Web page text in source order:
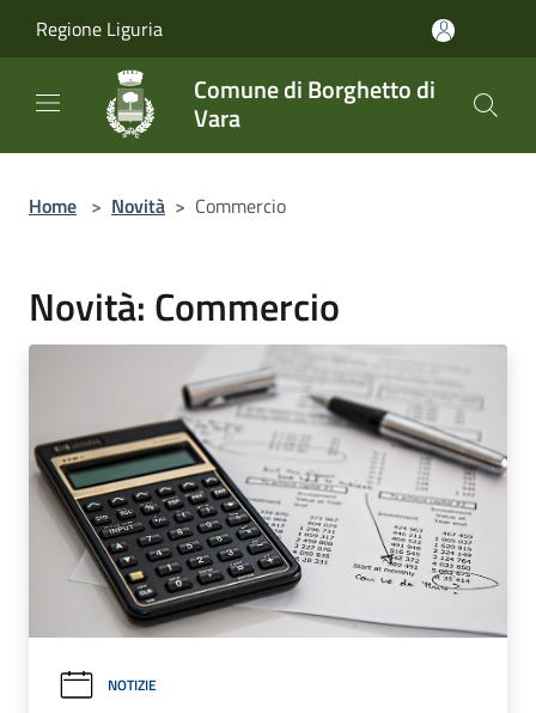
Regione Liguria
Comune di Borghetto di
Vara
Home > Novità > Commercio
Novità: Commercio
NOTIZIE